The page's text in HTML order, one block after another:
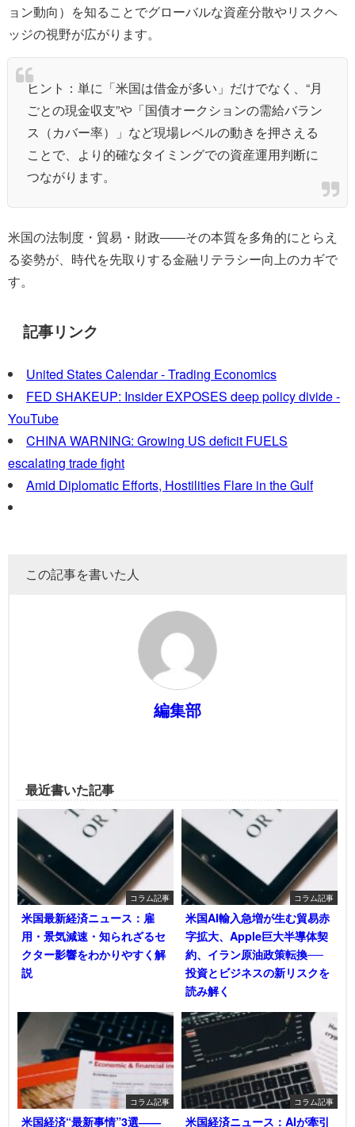
ョン動向）を知ることでグローバルな資産分散やリスクヘ
ッジの視野が広がります。
ヒント：単に「米国は借金が多い」だけでなく、“月
ごとの現金収支”や「国債オークションの需給バラン
ス（カバー率）」など現場レベルの動きを押さえる
ことで、より的確なタイミングでの資産運用判断に
つながります。
米国の法制度・貿易・財政――その本質を多角的にとらえ
る姿勢が、時代を先取りする金融リテラシー向上のカギで
す。
記事リンク
United States Calendar - Trading Economics
FED SHAKEUP: Insider EXPOSES deep policy divide -
YouTube
CHINA WARNING: Growing US deficit FUELS
escalating trade fight
Amid Diplomatic Efforts, Hostilities Flare in the Gulf
この記事を書いた人
編集部
最近書いた記事
コラム記事
米国最新経済ニュース：雇
用・景気減速・知られざるセ
クター影響をわかりやすく解
説
コラム記事
米国AI輸入急増が生む貿易赤
字拡大、Apple巨大半導体契
約、イラン原油政策転換──
投資とビジネスの新リスクを
読み解く
コラム記事
米国経済“最新事情”3選――
コラム記事
米国経済ニュース：AIが牽引